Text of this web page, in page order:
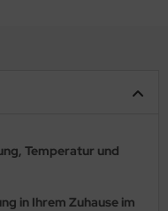
Temperatur und
in Ihrem Zuhause im